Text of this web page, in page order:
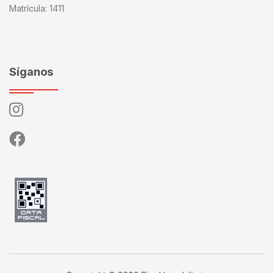
Matrícula: 1411
Síganos